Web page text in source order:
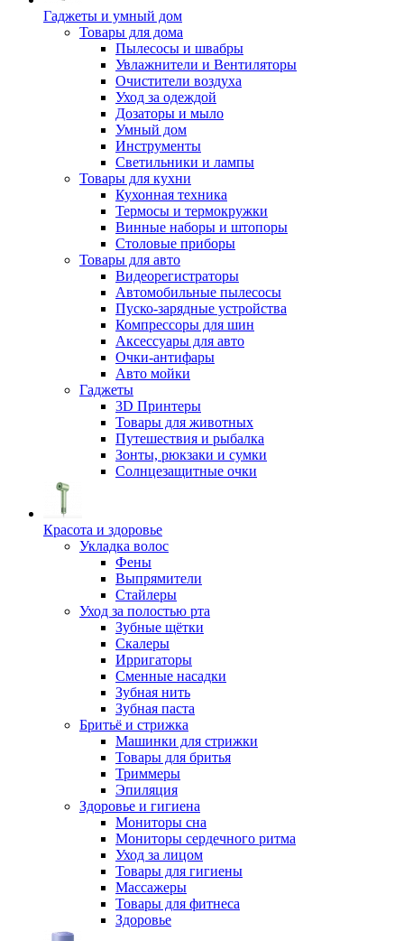
Гаджеты и умный дом
Товары для дома
Пылесосы и швабры
Увлажнители и Вентиляторы
Очистители воздуха
Уход за одеждой
Дозаторы и мыло
Умный дом
Инструменты
Светильники и лампы
Товары для кухни
Кухонная техника
Термосы и термокружки
Винные наборы и штопоры
Столовые приборы
Товары для авто
Видеорегистраторы
Автомобильные пылесосы
Пуско-зарядные устройства
Компрессоры для шин
Аксессуары для авто
Очки-антифары
Авто мойки
Гаджеты
3D Принтеры
Товары для животных
Путешествия и рыбалка
Зонты, рюкзаки и сумки
Солнцезащитные очки
Красота и здоровье
Укладка волос
Фены
Выпрямители
Стайлеры
Уход за полостью рта
Зубные щётки
Скалеры
Ирригаторы
Сменные насадки
Зубная нить
Зубная паста
Бритьё и стрижка
Машинки для стрижки
Товары для бритья
Триммеры
Эпиляция
Здоровье и гигиена
Мониторы сна
Мониторы сердечного ритма
Уход за лицом
Товары для гигиены
Массажеры
Товары для фитнеса
Здоровье